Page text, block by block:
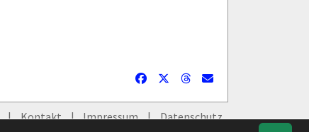
Kontakt Impressum
Datenschutz